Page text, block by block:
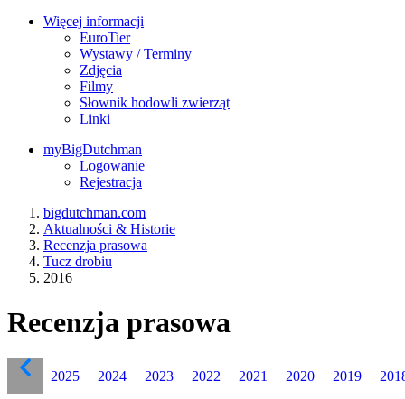
Więcej informacji
EuroTier
Wystawy / Terminy
Zdjęcia
Filmy
Słownik hodowli zwierząt
Linki
myBigDutchman
Logowanie
Rejestracja
bigdutchman.com
Aktualności & Historie
Recenzja prasowa
Tucz drobiu
2016
Recenzja prasowa
2025 2024 2023 2022 2021 2020 2019